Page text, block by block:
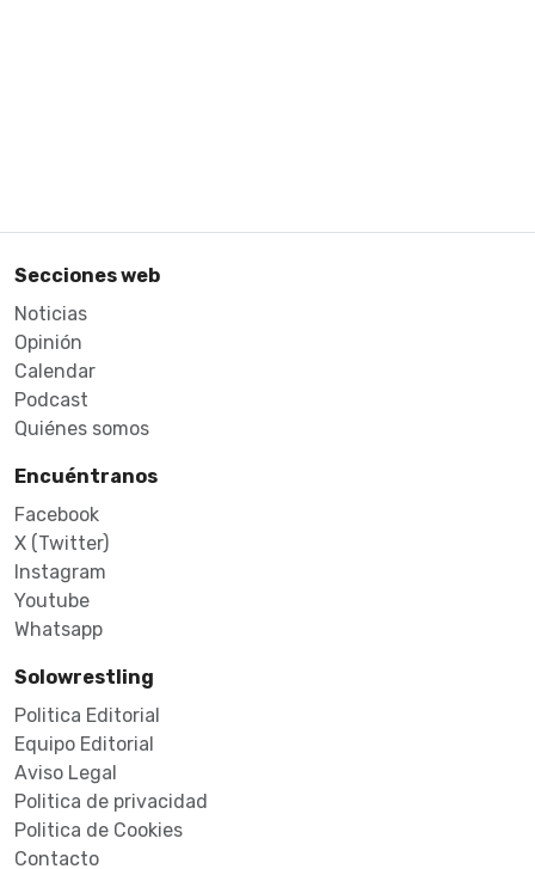
Secciones web
Noticias
Opinión
Calendar
Podcast
Quiénes somos
Encuéntranos
Facebook
X (Twitter)
Instagram
Youtube
Whatsapp
Solowrestling
Politica Editorial
Equipo Editorial
Aviso Legal
Politica de privacidad
Politica de Cookies
Contacto